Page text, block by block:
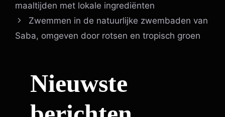
maaltijden met lokale ingrediënten
Zwemmen in de natuurlijke zwembaden van
Saba, omgeven door rotsen en tropisch groen
Nieuwste